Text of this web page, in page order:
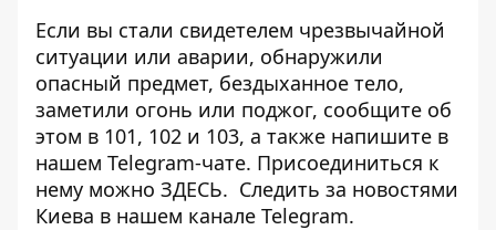
Если вы стали свидетелем чрезвычайной
ситуации или аварии, обнаружили
опасный предмет, бездыханное тело,
заметили огонь или поджог, сообщите об
этом в 101, 102 и 103, а также напишите в
нашем Telegram-чате. Присоединиться к
нему можно ЗДЕСЬ. Следить за новостями
Киева в нашем канале Telegram.